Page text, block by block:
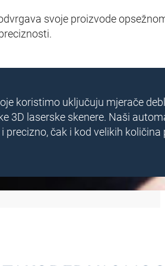
svoje proizvode
koristimo uključuju mjerače
3D laserske skenere. Naši
precizno, čak i kod velikih količina